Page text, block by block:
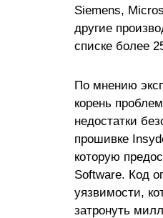
Siemens,
другие
списке более
По мнению
корень
недостатки
прошивке
которую
Software. Код
уязвимости,
затронуть